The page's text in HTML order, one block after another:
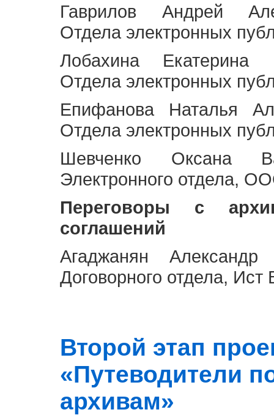
Гаврилов Андрей
Отдела электронных
Лобахина Екатерина
Отдела электронных
Епифанова Наталья
Отдела электронных
Шевченко Оксана
Электронного отдела,
Переговоры с
соглашений
Агаджанян Александр
Договорного отдела,
Второй этап
«Путеводители
архивам»